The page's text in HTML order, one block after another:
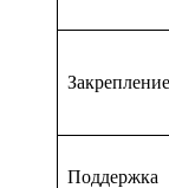
Закрепление
Поддержка